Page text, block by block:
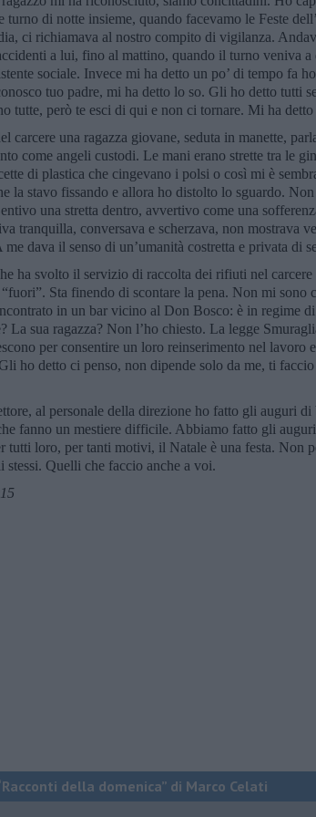
turno di notte insieme, quando facevamo le Feste
ci richiamava al nostro compito di vigilanza.
a lui, fino al mattino, quando il turno veniva
sociale. Invece mi ha detto un po’ di tempo fa
tuo padre, mi ha detto lo so. Gli ho detto tutti
tutte, però te esci di qui e non ci tornare. Mi ha
carcere una ragazza giovane, seduta in manette,
come angeli custodi. Le mani erano strette tra le
di plastica che cingevano i polsi o così mi è
la stavo fissando e allora ho distolto lo sguardo.
una stretta dentro, avvertivo come una
tranquilla, conversava e scherzava, non mostrava
dava il senso di un’umanità costretta e privata di
ha svolto il servizio di raccolta dei rifiuti nel
Sta finendo di scontare la pena. Non mi sono
in un bar vicino al Don Bosco: è in regime
La sua ragazza? Non l’ho chiesto. La legge
per consentire un loro reinserimento nel lavoro
ho detto ci penso, non dipende solo da me, ti faccio
al personale della direzione ho fatto gli auguri
fanno un mestiere difficile. Abbiamo fatto gli
tutti loro, per tanti motivi, il Natale è una festa. Non
Quelli che faccio anche a voi.
della domenica” di Marco Celati